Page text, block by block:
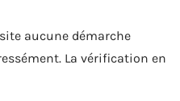
aucune démarche
La vérification en